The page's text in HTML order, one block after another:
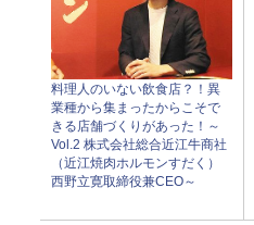
料理人のいない飲食店？！異
業種から集まったからこそで
きる店舗づくりがあった！～
Vol.2 株式会社総合近江牛商社
（近江焼肉ホルモンすだく）
西野立寛取締役兼CEO～